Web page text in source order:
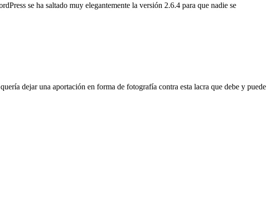
se ha saltado muy elegantemente la versión 2.6.4 para que nadie se
dejar una aportación en forma de fotografía contra esta lacra que debe y puede